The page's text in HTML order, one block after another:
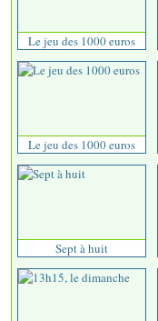
Le jeu des 1000 euros
Le jeu des 1000 euros
Sept à huit